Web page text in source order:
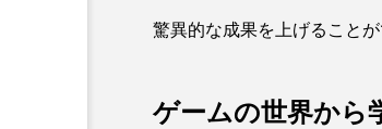
驚異的な成果を上げることが
ゲームの世界から